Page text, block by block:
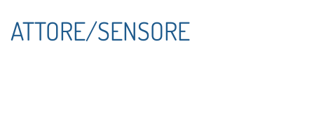
ATTORE/SENSORE